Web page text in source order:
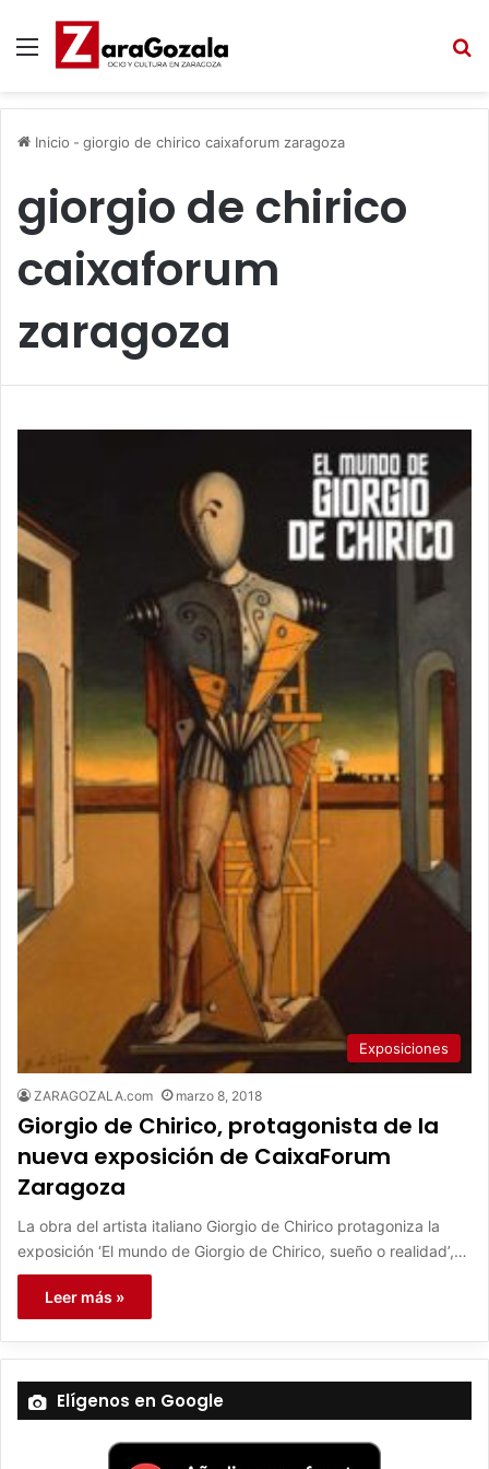
Menú
Inicio - giorgio de chirico caixaforum zaragoza
giorgio de chirico
caixaforum
zaragoza
Exposiciones
ZARAGOZALA.com marzo 8, 2018
Giorgio de Chirico, protagonista de la
nueva exposición de CaixaForum
Zaragoza
La obra del artista italiano Giorgio de Chirico protagoniza la
exposición ‘El mundo de Giorgio de Chirico, sueño o realidad’,…
Leer más »
Elígenos en Google